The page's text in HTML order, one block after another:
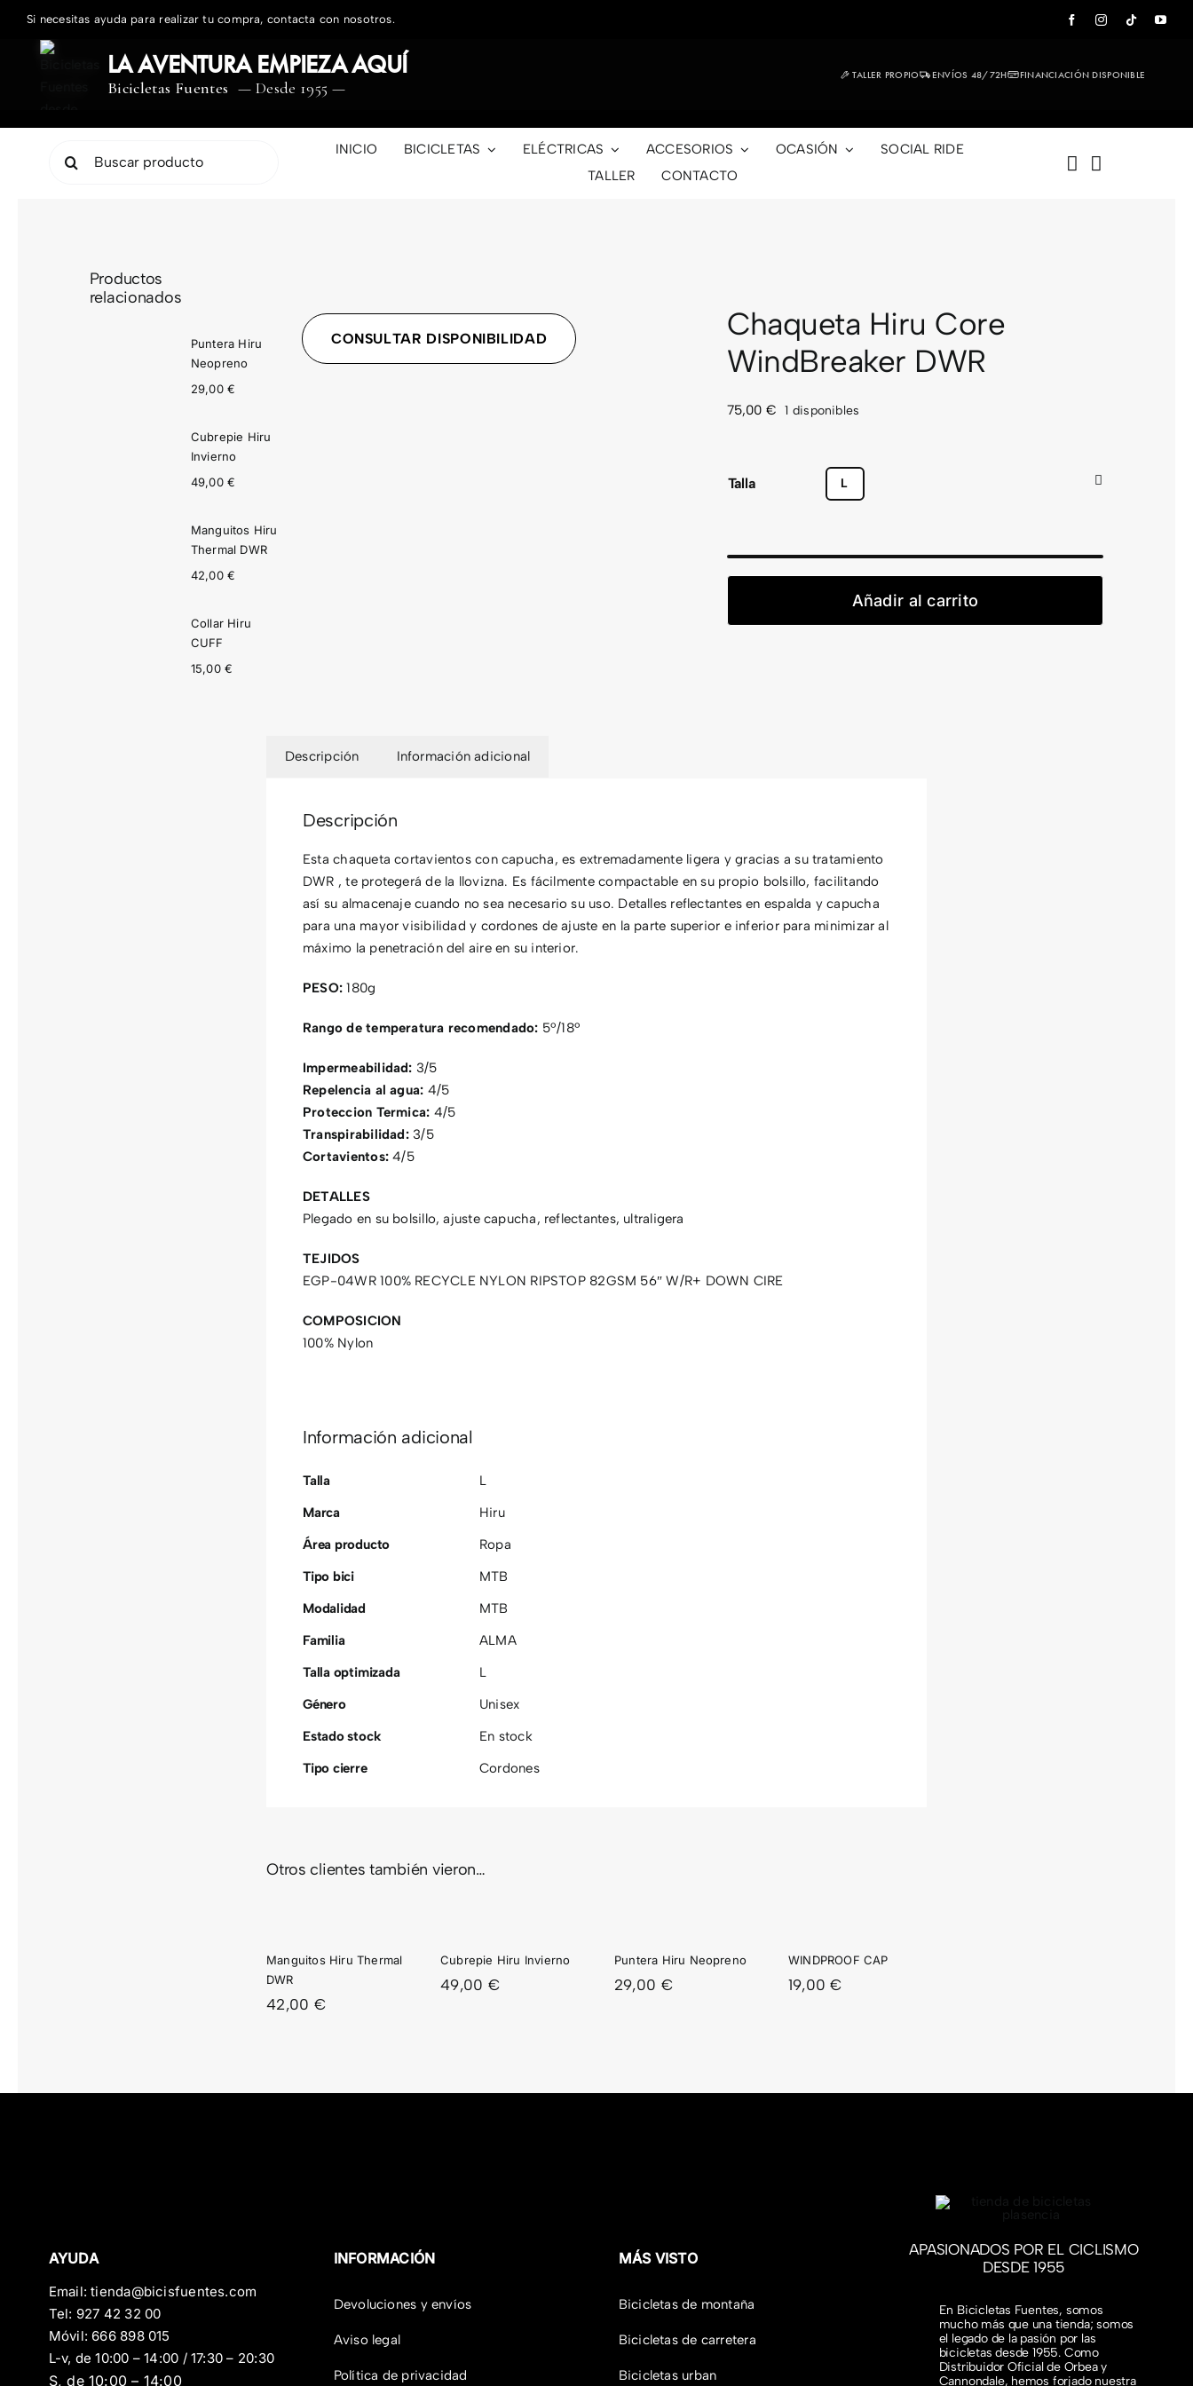
contenido
Si necesitas ayuda para realizar tu compra, contacta con nosotros.
LA AVENTURA EMPIEZA AQUÍ
Bicicletas Fuentes — Desde 1955 —
TALLER PROPIO ENVÍOS 48/72H FINANCIACIÓN DISPONIBLE
INICIO BICICLETAS ELÉCTRICAS ACCESORIOS OCASIÓN
SOCIAL RIDE
TALLER
CONTACTO
Productos
relacionados
Puntera Hiru
Neopreno
29,00 €
Cubrepie Hiru
Invierno
49,00 €
Manguitos Hiru
Thermal DWR
42,00 €
Collar Hiru
CUFF
15,00 €
CONSULTAR DISPONIBILIDAD
Chaqueta Hiru Core
WindBreaker DWR
75,00 € 1 disponibles
Talla L
Hiru
Añadir al carrito
Descripción Información adicional
Descripción
Esta chaqueta cortavientos con capucha, es extremadamente ligera y gracias a su tratamiento
DWR , te protegerá de la llovizna. Es fácilmente compactable en su propio bolsillo, facilitando
así su almacenaje cuando no sea necesario su uso. Detalles reflectantes en espalda y capucha
para una mayor visibilidad y cordones de ajuste en la parte superior e inferior para minimizar al
máximo la penetración del aire en su interior.
PESO:180g
Rango de temperatura recomendado: 5º/18º
Impermeabilidad: 3/5
Repelencia al agua: 4/5
Proteccion Termica: 4/5
Transpirabilidad: 3/5
Cortavientos:4/5
DETALLES
Plegado en su bolsillo, ajuste capucha, reflectantes, ultraligera
TEJIDOS
EGP-04WR 100% RECYCLE NYLON RIPSTOP 82GSM 56″ W/R+ DOWN CIRE
COMPOSICION
100% Nylon
Información adicional
Talla
L
Marca
Hiru
Área producto
Ropa
Tipo bici
MTB
Modalidad
MTB
Familia
ALMA
Talla optimizada
L
Género
Unisex
Estado stock
En stock
Tipo cierre
Cordones
Otros clientes también vieron…
MANGUITOS
Manguitos Hiru Thermal
DWR
42,00 €
Cubrepie Hiru Invierno
49,00 €
Puntera Hiru Neopreno
29,00 €
WINDPROOF CAP
19,00€
AYUDA
Email:tienda@bicisfuentes.com
Tel: 927 42 32 00
Móvil: 666 898 015
L-v, de 10:00 – 14:00 / 17:30 – 20:30
S, de 10:00 – 14:00
INFORMACIÓN
Devoluciones y envíos
Aviso legal
Política de privacidad
MÁS VISTO
Bicicletas de montaña
Bicicletas de carretera
Bicicletas urban
APASIONADOS POR EL CICLISMO
DESDE 1955
En Bicicletas Fuentes, somos
mucho más que una tienda; somos
el legado de la pasión por las
bicicletas desde 1955. Como
Distribuidor Oficial de Orbea y
Cannondale, hemos forjado nuestra